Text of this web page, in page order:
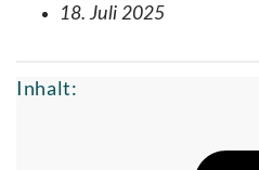
18. Juli 2025
Inhalt: